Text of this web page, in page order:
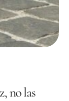
no las